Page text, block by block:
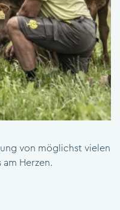
von möglichst vielen
Herzen.